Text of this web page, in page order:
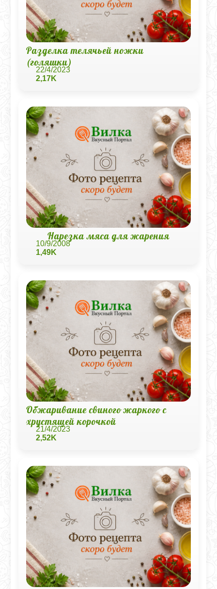
Разделка телячьей ножки
(голяшки)
22/4/2023
2,17K
Нарезка мяса для жарения
10/9/2008
1,49K
Обжаривание свиного жаркого с
хрустящей корочкой
21/4/2023
2,52K